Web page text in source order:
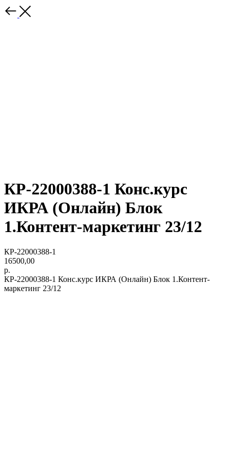
КР-22000388-1 Конс.курс
ИКРА (Онлайн) Блок
1.Контент-маркетинг 23/12
КР-22000388-1
16500,00
р.
КР-22000388-1 Конс.курс ИКРА (Онлайн) Блок 1.Контент-
маркетинг 23/12